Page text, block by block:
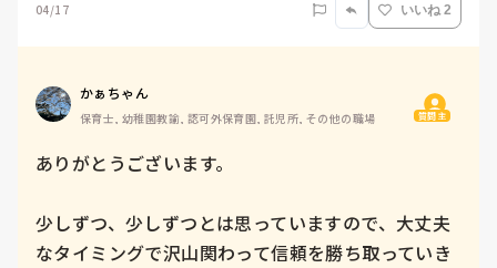
04/17 いいね 2
かぁちゃん
保育士, 幼稚園教諭, 認可外保育園, 託児所, その他の職場 質問主
ありがとうございます。
少しずつ、少しずつとは思っていますので、大丈夫
なタイミングで沢山関わって信頼を勝ち取っていき